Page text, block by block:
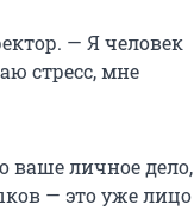
— Я человек
стресс, мне
ваше личное дело,
— это уже лицо